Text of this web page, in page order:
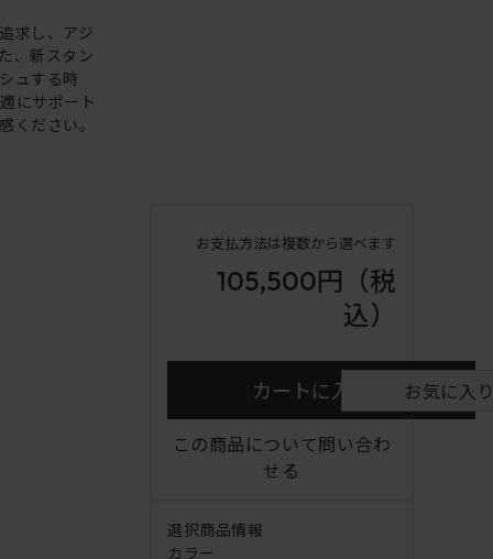
求し、アジ
、新スタン
ュする時
にサポート
ください。
お支払方法は複数から選べます
105,500円 （税
込）
カートに入れる お気に入
この商品について問い合わ
せる
選択商品情報
カラー